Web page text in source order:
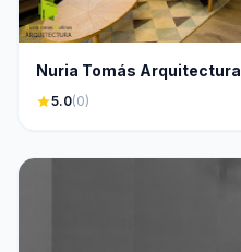
Nuria Tomás Arquitectura
star5.0(0)